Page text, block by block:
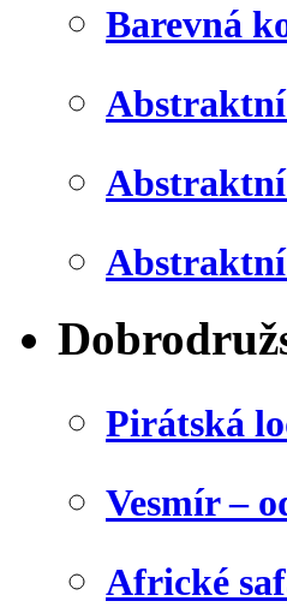
Barevná
Pirátská
Vesmír –
Africké